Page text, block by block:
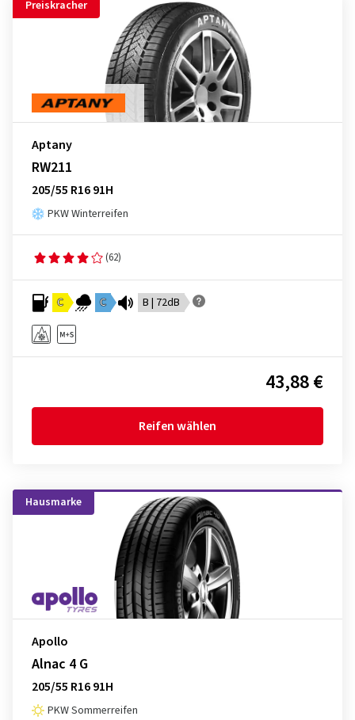
Preiskracher
Aptany
RW211
205/55 R16 91H
PKW Winterreifen
(62)
C C B | 72dB
43,88 €
Reifen wählen
Hausmarke
Apollo
Alnac 4 G
205/55 R16 91H
PKW Sommerreifen